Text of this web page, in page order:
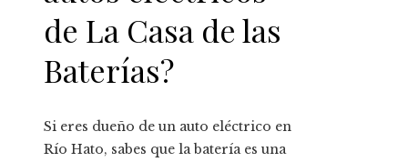
de La Casa de las
Baterías?
Si eres dueño de un auto eléctrico en
Río Hato, sabes que la batería es una